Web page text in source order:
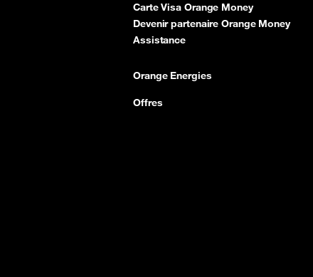
Carte Visa Orange Money
Devenir partenaire Orange Money
Assistance
Orange Energies
Offres